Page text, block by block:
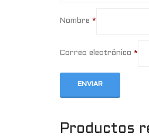
Nombre *
Correo electrónico *
Productos